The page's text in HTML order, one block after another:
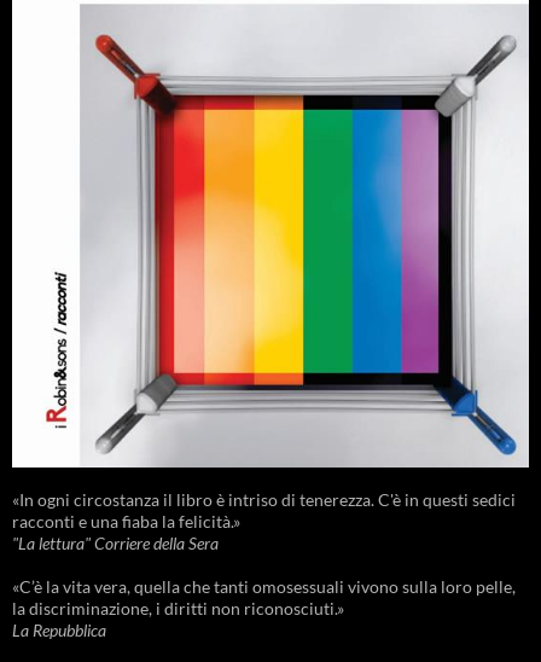
«In ogni circostanza il libro è intriso di tenerezza. C'è in questi sedici
racconti e una fiaba la felicità.»
"La lettura" Corriere della Sera
«C’è la vita vera, quella che tanti omosessuali vivono sulla loro pelle,
la discriminazione, i diritti non riconosciuti.»
La Repubblica